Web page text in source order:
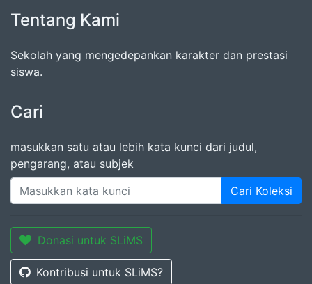
Tentang Kami
Sekolah yang mengedepankan karakter dan prestasi
siswa.
Cari
masukkan satu atau lebih kata kunci dari judul,
pengarang, atau subjek
Cari Koleksi
Donasi untuk SLiMS
Kontribusi untuk SLiMS?